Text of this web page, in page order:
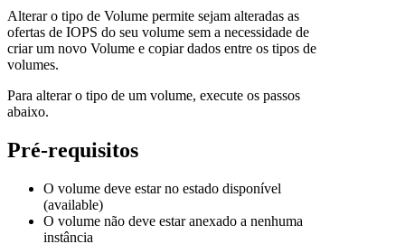
Alterar o tipo de Volume permite sejam alteradas as
ofertas de IOPS do seu volume sem a necessidade de
criar um novo Volume e copiar dados entre os tipos de
volumes.
Para alterar o tipo de um volume, execute os passos
abaixo.
Pré-requisitos
O volume deve estar no estado disponível
(available)
O volume não deve estar anexado a nenhuma
instância